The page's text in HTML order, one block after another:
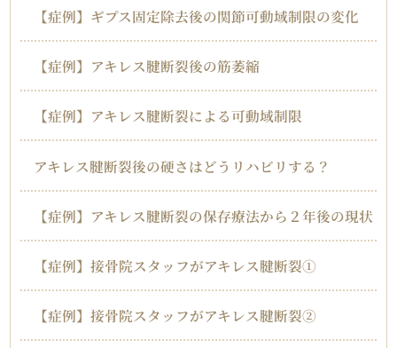
【症例】ギプス固定除去後の関節可動域制限の変化
【症例】アキレス腱断裂後の筋萎縮
【症例】アキレス腱断裂による可動域制限
アキレス腱断裂後の硬さはどうリハビリする？
【症例】アキレス腱断裂の保存療法から２年後の現状
【症例】接骨院スタッフがアキレス腱断裂①
【症例】接骨院スタッフがアキレス腱断裂②